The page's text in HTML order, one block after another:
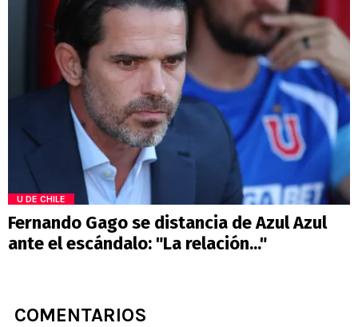
U DE CHILE
Fernando Gago se distancia de Azul Azul
ante el escándalo: "La relación..."
COMENTARIOS